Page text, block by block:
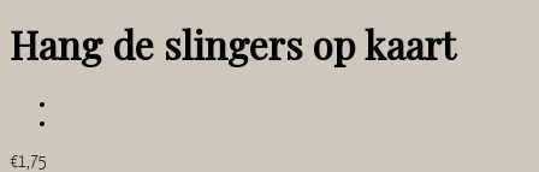
Hang de slingers op kaart
€1,75